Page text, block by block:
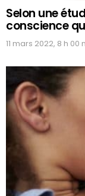
Selon une
conscience
11 mars 2022, 8 h 00